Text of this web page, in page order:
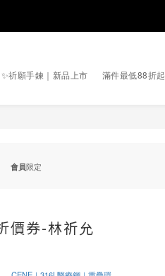
✨祈願手鍊｜新品上市 滿件最低88折起
會員限定
價券-林祈允